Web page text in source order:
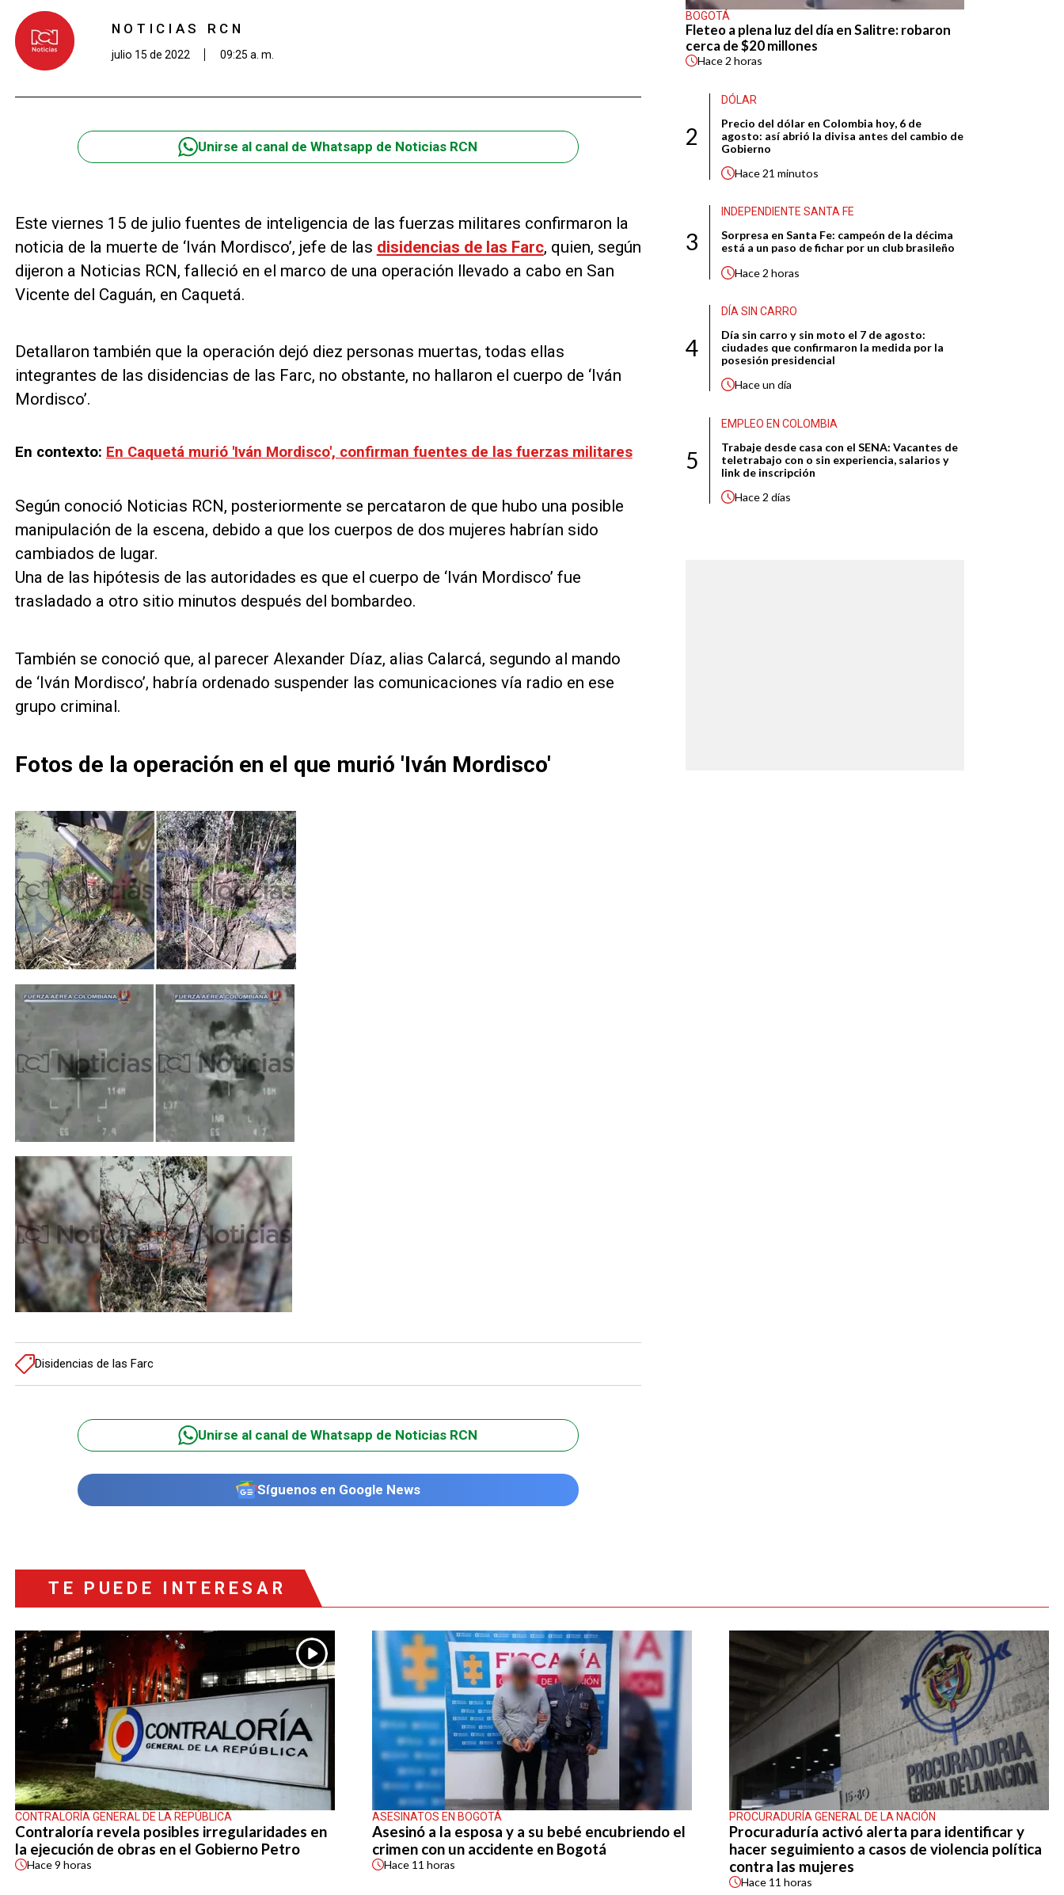
NOTICIAS RCN
julio 15 de 2022 09:25 a. m.
Unirse al canal de Whatsapp de Noticias RCN
Este viernes 15 de julio fuentes de inteligencia de las fuerzas militares confirmaron la
noticia de la muerte de ‘Iván Mordisco’, jefe de las disidencias de las Farc, quien, según
dijeron a Noticias RCN, falleció en el marco de una operación llevado a cabo en San
Vicente del Caguán, en Caquetá.
Detallaron también que la operación dejó diez personas muertas, todas ellas
integrantes de las disidencias de las Farc, no obstante, no hallaron el cuerpo de ‘Iván
Mordisco’.
En contexto: En Caquetá murió 'Iván Mordisco', confirman fuentes de las fuerzas militares
Según conoció Noticias RCN, posteriormente se percataron de que hubo una posible
manipulación de la escena, debido a que los cuerpos de dos mujeres habrían sido
cambiados de lugar.
Una de las hipótesis de las autoridades es que el cuerpo de ‘Iván Mordisco’ fue
trasladado a otro sitio minutos después del bombardeo.
También se conoció que, al parecer Alexander Díaz, alias Calarcá, segundo al mando
de ‘Iván Mordisco’, habría ordenado suspender las comunicaciones vía radio en ese
grupo criminal.
Fotos de la operación en el que murió 'Iván Mordisco'
Disidencias de las Farc
Unirse al canal de Whatsapp de Noticias RCN
Síguenos en Google News
BOGOTÁ
Fleteo a plena luz del día en Salitre: robaron
cerca de $20 millones
Hace2 horas
2
DÓLAR
Precio del dólar en Colombia hoy, 6 de
agosto: así abrió la divisa antes del cambio de
Gobierno
Hace21 minutos
3
INDEPENDIENTE SANTA FE
Sorpresa en Santa Fe: campeón de la décima
está a un paso de fichar por un club brasileño
Hace2 horas
4
DÍA SIN CARRO
Día sin carro y sin moto el 7 de agosto:
ciudades que confirmaron la medida por la
posesión presidencial
Haceun día
5
EMPLEO EN COLOMBIA
Trabaje desde casa con el SENA: Vacantes de
teletrabajo con o sin experiencia, salarios y
link de inscripción
Hace2 días
TE PUEDE INTERESAR
CONTRALORÍA GENERAL DE LA REPÚBLICA
Contraloría revela posibles irregularidades en
la ejecución de obras en el Gobierno Petro
Hace9 horas
ASESINATOS EN BOGOTÁ
Asesinó a la esposa y a su bebé encubriendo el
crimen con un accidente en Bogotá
Hace 11 horas
PROCURADURÍA GENERAL DE LA NACIÓN
Procuraduría activó alerta para identificar y
hacer seguimiento a casos de violencia política
contra las mujeres
Hace 11 horas